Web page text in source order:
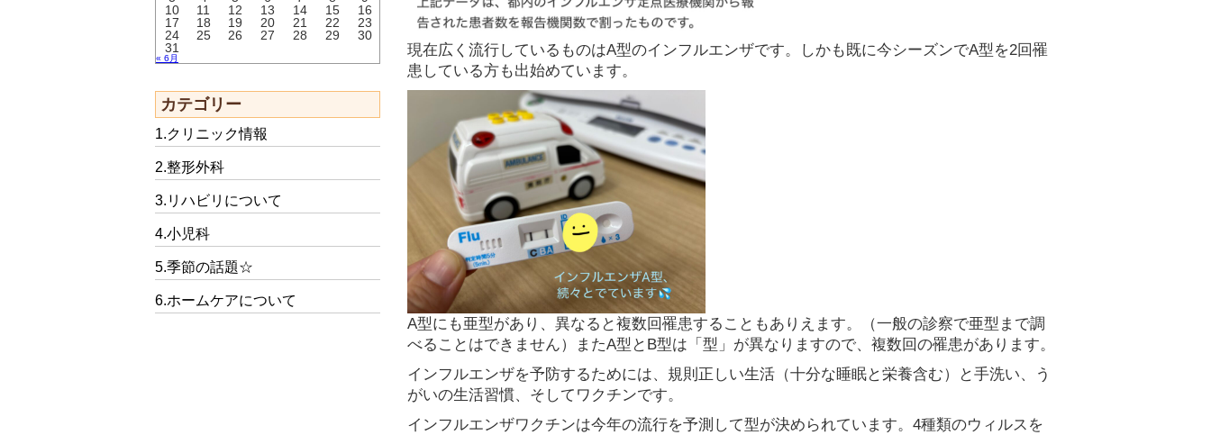
10
11 12 13 14 15
16
17
18 19 20 21 22
23
24
25 26 27 28 29
30
31
« 6月
カテゴリー
1.クリニック情報
2.整形外科
3.リハビリについて
4.小児科
5.季節の話題☆
6.ホームケアについて
現在広く流行しているものはA型のインフルエンザです。しかも既に今シーズンでA型を2回罹
患している方も出始めています。
A型にも亜型があり、異なると複数回罹患することもありえます。（一般の診察で亜型まで調
べることはできません）またA型とB型は「型」が異なりますので、複数回の罹患があります。
インフルエンザを予防するためには、規則正しい生活（十分な睡眠と栄養含む）と手洗い、う
がいの生活習慣、そしてワクチンです。
インフルエンザワクチンは今年の流行を予測して型が決められています。4種類のウィルスを